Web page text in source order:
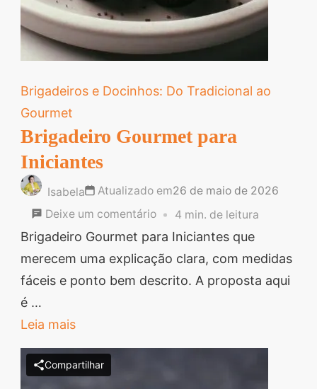
Brigadeiros e Docinhos: Do Tradicional ao
Gourmet
Brigadeiro Gourmet para
Iniciantes
Isabela Atualizado em26 de maio de 2026
Deixe um comentárioem
Brigadeiro
Gourmet
para
4 min. de leitura
Brigadeiro Gourmet para Iniciantes que
merecem uma explicação clara, com medidas
fáceis e ponto bem descrito. A proposta aqui
é …
Leia mais
Compartilhar